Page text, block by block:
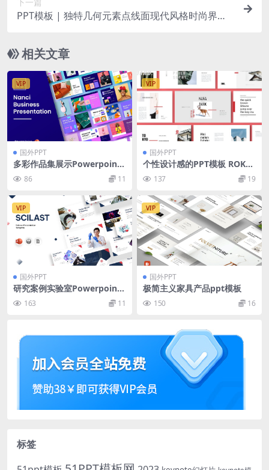
PPT模板 | 独特几何元素点线面现代风格时尚界杂
相关文章
VIP
国外PPT
多彩作品集展示Powerpoint
模板 Nanci – Business Powe
rPoint Template
86 11
VIP
国外PPT
个性设计感的PPT模板 ROKA
Powerpoint Template
137 19
VIP
国外PPT
研究案例实验室Powerpoint
模板下载 Scilast Study Case
Lab Template Powerpoint
163 11
VIP
国外PPT
极简主义家具产品ppt模板
150 16
标签